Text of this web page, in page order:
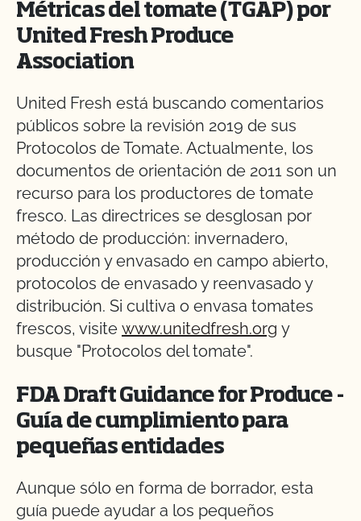
Métricas del tomate (TGAP) por
United Fresh Produce
Association
United Fresh está buscando comentarios
públicos sobre la revisión 2019 de sus
Protocolos de Tomate. Actualmente, los
documentos de orientación de 2011 son un
recurso para los productores de tomate
fresco. Las directrices se desglosan por
método de producción: invernadero,
producción y envasado en campo abierto,
protocolos de envasado y reenvasado y
distribución. Si cultiva o envasa tomates
frescos, visite www.unitedfresh.org y
busque "Protocolos del tomate".
FDA Draft Guidance for Produce -
Guía de cumplimiento para
pequeñas entidades
Aunque sólo en forma de borrador, esta
guía puede ayudar a los pequeños